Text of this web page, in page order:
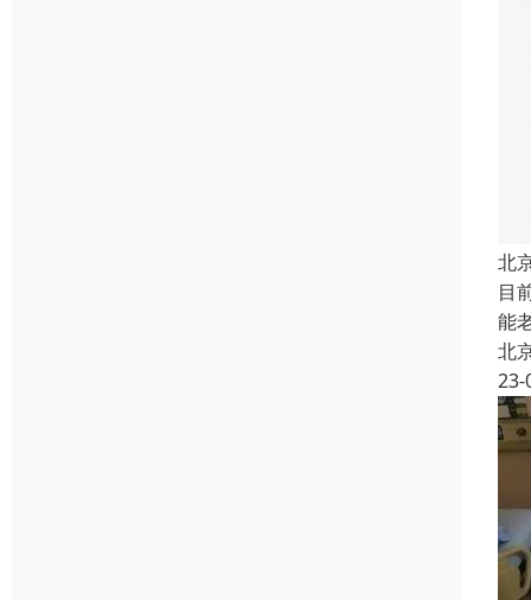
北
目
能
北
23-